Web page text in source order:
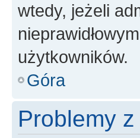
wtedy, jeżeli
użytkowników.
Góra
Problemy